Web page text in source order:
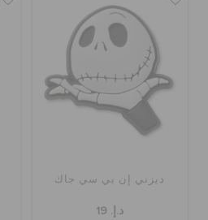
ديزني إن بي سي جاك
د.إ. 19